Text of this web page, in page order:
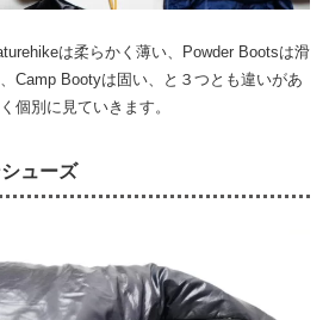
は柔らかく薄い、Powder Bootsは滑
Camp Bootyは固い、と３つとも違いがあ
個別に見ていきます。
ューズ